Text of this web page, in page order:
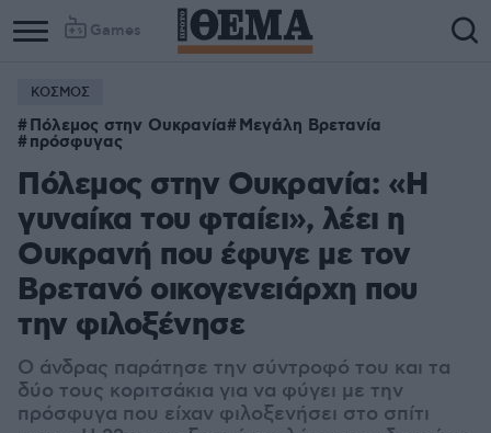
Games
ΚΟΣΜΟΣ
Πόλεμος στην Ουκρανία Μεγάλη Βρετανία
πρόσφυγας
Πόλεμος στην Ουκρανία: «Η
γυναίκα του φταίει», λέει η
Ουκρανή που έφυγε με τον
Βρετανό οικογενειάρχη που
την φιλοξένησε
Ο άνδρας παράτησε την σύντροφό του και τα
δύο τους κοριτσάκια για να φύγει με την
πρόσφυγα που είχαν φιλοξενήσει στο σπίτι